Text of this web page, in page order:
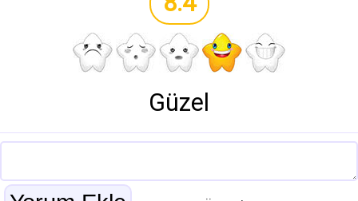
Güzel